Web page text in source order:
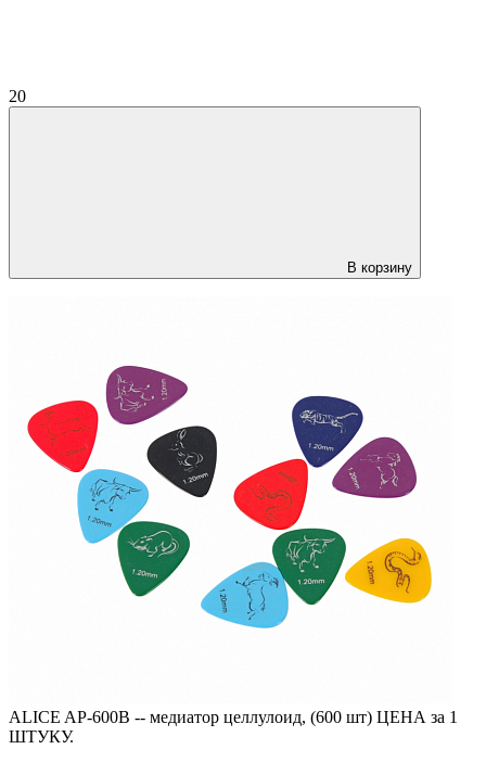
20
В корзину
ALICE AP-600B -- медиатор целлулоид, (600 шт) ЦЕНА за 1
ШТУКУ.